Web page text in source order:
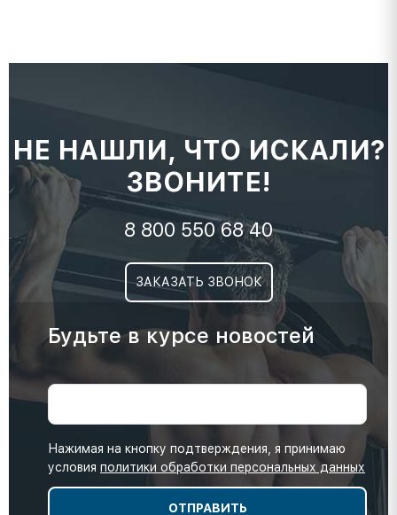
НЕ НАШЛИ, ЧТО ИСКАЛИ?
ЗВОНИТЕ!
8 800 550 68 40
ЗАКАЗАТЬ ЗВОНОК
Будьте в курсе новостей
Нажимая на кнопку подтверждения, я принимаю
условия политики обработки персональных данных